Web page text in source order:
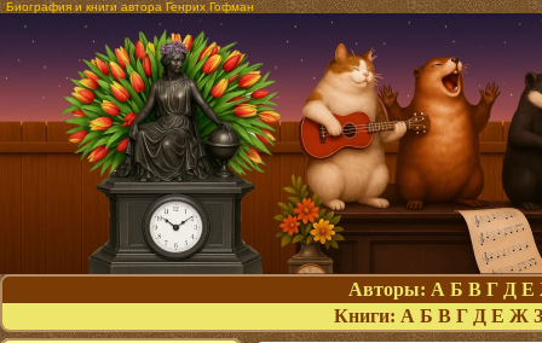
Биография и книги автора Генрих Гофман
Авторы: А Б В Г Д Е
Книги: А Б В Г Д Е Ж З